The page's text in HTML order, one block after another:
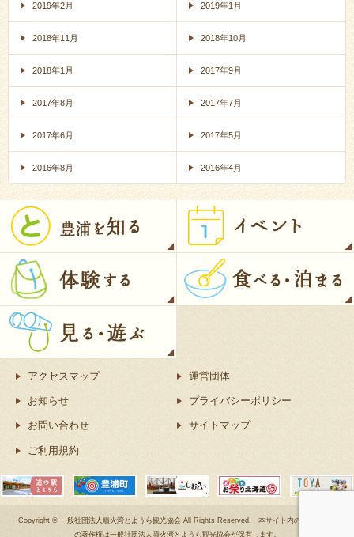
2019年2月 2019年1月
2018年11月 2018年10月
2018年1月 2017年9月
2017年8月 2017年7月
2017年6月 2017年5月
2016年8月 2016年4月
アクセスマップ
お知らせ
お問い合わせ
ご利用規約
運営団体
プライバシーポリシー
サイトマップ
Copyright © 一般社団法人噴火湾とようら観光協会 All Rights Reserved. 本サイト内のコンテンツ
の著作権は一般社団法人噴火湾とようら観光協会が保有します。